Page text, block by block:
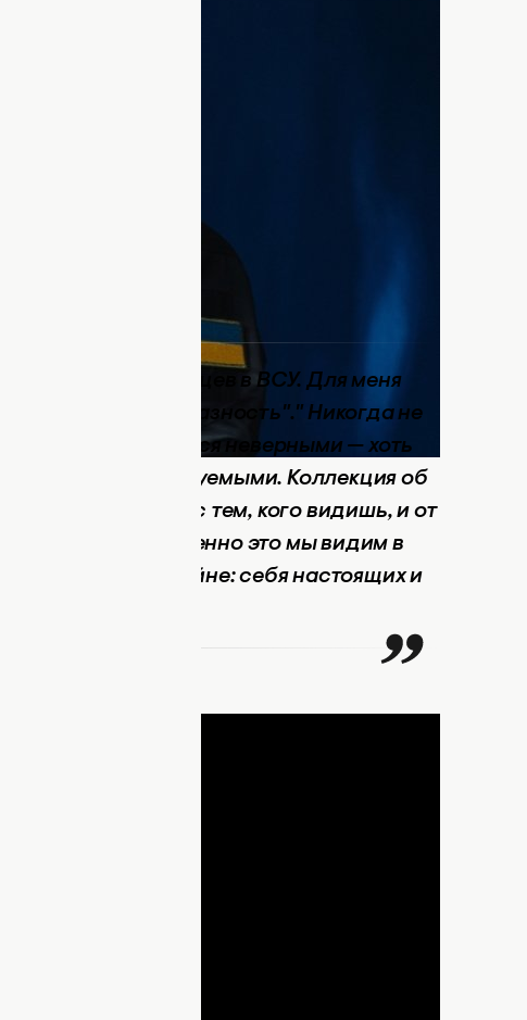
продолжал творить и создал
который проходит через войну и
опыту семи месяцев в ВСУ. Для меня
"братство" и "разность"." Никогда не
оказываются неверными — хоть
Но непредсказуемыми. Коллекция об
взаимодействии с тем, кого видишь, и от
подлинности. Именно это мы видим в
в войне: себя настоящих и